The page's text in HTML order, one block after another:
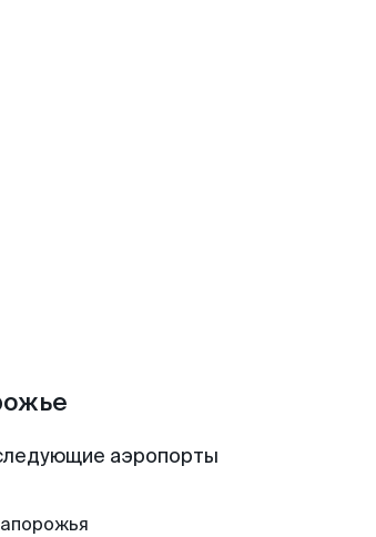
аэропорты